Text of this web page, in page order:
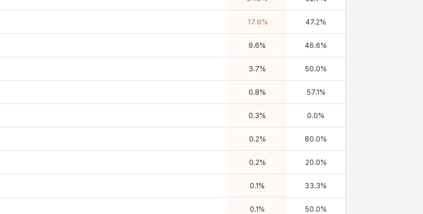
17.6% 47.2%
9.6% 46.6%
3.7% 50.0%
0.8% 57.1%
0.3% 0.0%
0.2% 80.0%
0.2% 20.0%
0.1% 33.3%
0.1% 50.0%